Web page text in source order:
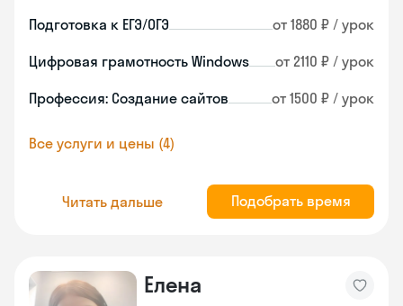
Подготовка к ЕГЭ/ОГЭ от 1880 ₽ / урок
Цифровая грамотность Windows от 2110 ₽ / урок
Профессия: Создание сайтов от 1500 ₽ / урок
Все услуги и цены (4)
Читать дальше Подобрать время
Елена